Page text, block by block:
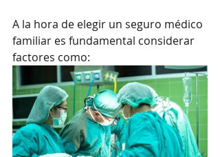
A la hora de elegir un seguro médico
familiar es fundamental considerar
factores como: